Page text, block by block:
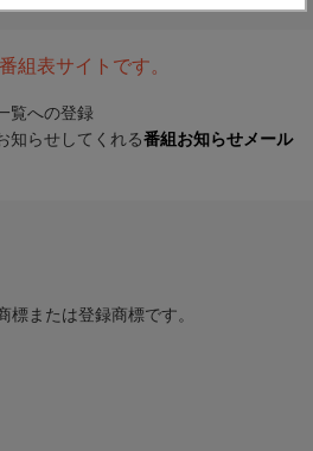
組表サイトです。
覧への登録
知らせしてくれる番組お知らせメール
または登録商標です。